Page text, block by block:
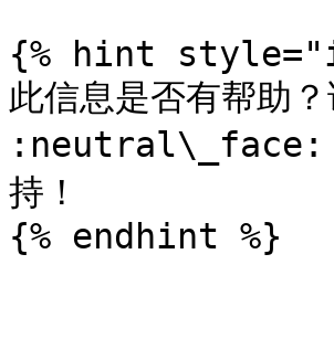
{% hint
此信息是否有帮
:neutral\_face:
持！